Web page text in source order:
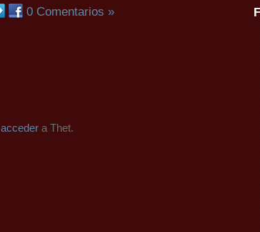
0 Comentarios »
acceder a Thet.